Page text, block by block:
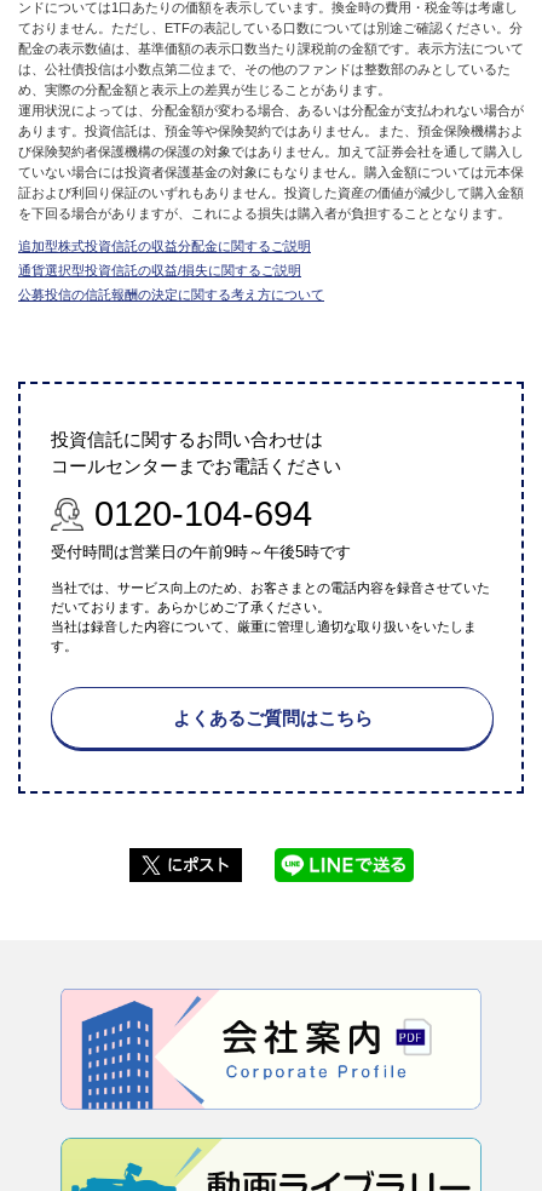
ンドについては1口あたりの価額を表示しています。換金時の費用・税金等は考慮し
ておりません。ただし、ETFの表記している口数については別途ご確認ください。分
配金の表示数値は、基準価額の表示口数当たり課税前の金額です。表示方法について
は、公社債投信は小数点第二位まで、その他のファンドは整数部のみとしているた
め、実際の分配金額と表示上の差異が生じることがあります。
運用状況によっては、分配金額が変わる場合、あるいは分配金が支払われない場合が
あります。投資信託は、預金等や保険契約ではありません。また、預金保険機構およ
び保険契約者保護機構の保護の対象ではありません。加えて証券会社を通して購入し
ていない場合には投資者保護基金の対象にもなりません。購入金額については元本保
証および利回り保証のいずれもありません。投資した資産の価値が減少して購入金額
を下回る場合がありますが、これによる損失は購入者が負担することとなります。
追加型株式投資信託の収益分配金に関するご説明
通貨選択型投資信託の収益/損失に関するご説明
公募投信の信託報酬の決定に関する考え方について
投資信託に関するお問い合わせは
コールセンターまでお電話ください
0120-104-694
受付時間は営業日の午前9時～午後5時です
当社では、サービス向上のため、お客さまとの電話内容を録音させていた
だいております。あらかじめご了承ください。
当社は録音した内容について、厳重に管理し適切な取り扱いをいたしま
す。
よくあるご質問はこちら